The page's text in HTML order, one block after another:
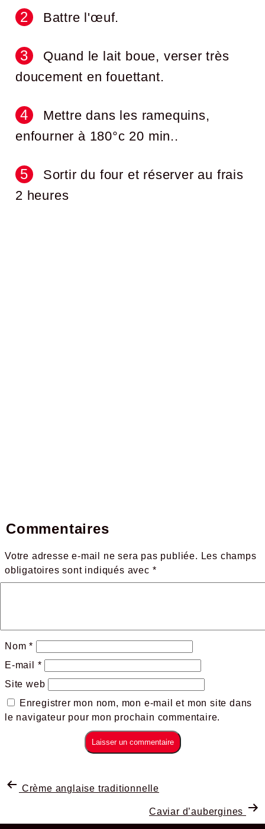
Battre l'œuf.
Quand le lait boue, verser très
doucement en fouettant.
Mettre dans les ramequins,
enfourner à 180°c 20 min..
Sortir du four et réserver au frais
2 heures
Commentaires
Votre adresse e-mail ne sera pas publiée. Les champs
obligatoires sont indiqués avec *
Nom*
E-mail *
Site web
Enregistrer mon nom, mon e-mail et mon site dans
le navigateur pour mon prochain commentaire.
Crème anglaise traditionnelle
Caviar d’aubergines